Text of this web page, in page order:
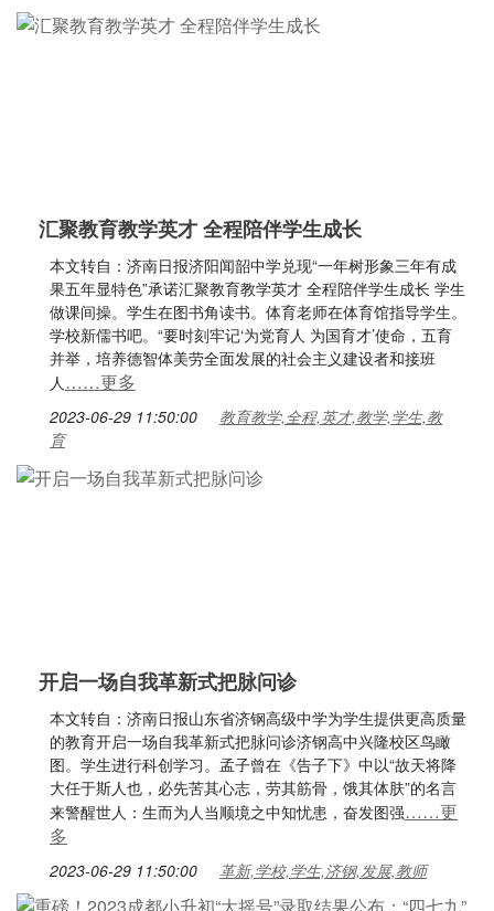
汇聚教育教学英才 全程陪伴学生成长
本文转自：济南日报济阳闻韶中学兑现“一年树形象三年有成
果五年显特色”承诺汇聚教育教学英才 全程陪伴学生成长 学生
做课间操。学生在图书角读书。体育老师在体育馆指导学生。
学校新儒书吧。“要时刻牢记‘为党育人 为国育才’使命，五育
并举，培养德智体美劳全面发展的社会主义建设者和接班
人……更多
2023-06-29 11:50:00
教育教学,全程,英才,教学,学生,教
育
开启一场自我革新式把脉问诊
本文转自：济南日报山东省济钢高级中学为学生提供更高质量
的教育开启一场自我革新式把脉问诊济钢高中兴隆校区鸟瞰
图。学生进行科创学习。孟子曾在《告子下》中以“故天将降
大任于斯人也，必先苦其心志，劳其筋骨，饿其体肤”的名言
来警醒世人：生而为人当顺境之中知忧患，奋发图强……更
多
2023-06-29 11:50:00 革新,学校,学生,济钢,发展,教师